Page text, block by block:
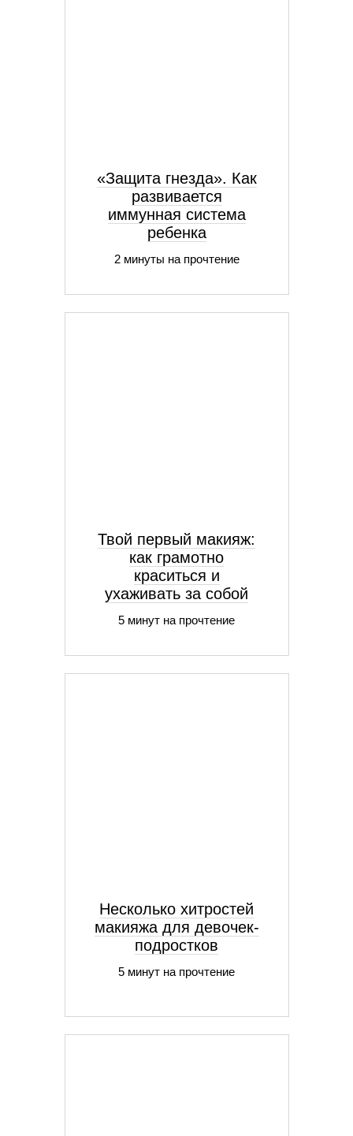
«Защита гнезда». Как
развивается
иммунная система
ребенка
2 минуты на прочтение
Твой первый макияж:
как грамотно
краситься и
ухаживать за собой
5 минут на прочтение
Несколько хитростей
макияжа для девочек-
подростков
5 минут на прочтение